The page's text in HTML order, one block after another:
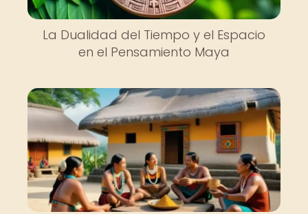
La Dualidad del Tiempo y el Espacio
en el Pensamiento Maya